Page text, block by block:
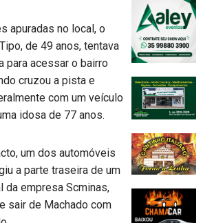
apuradas no local, o
de 49 anos, tentava
para acessar o bairro
cruzou a pista e
com um veículo
idosa de 77 anos.
um dos automóveis
a parte traseira de um
da empresa Scminas,
sair de Machado com